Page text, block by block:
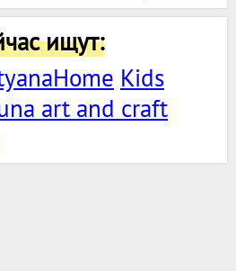
ищут:
Kids
art and craft